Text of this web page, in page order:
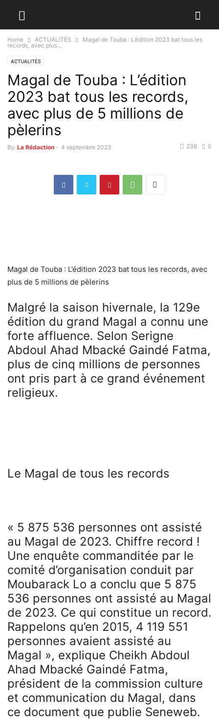
Home ACTUALITÉS
Magal de Touba : L’édition 2023 bat tous les
records, avec plus...
ACTUALITÉS
Magal de Touba : L’édition
2023 bat tous les records,
avec plus de 5 millions de
pèlerins
By La Rédaction - 4 septembre 2023 0
238
Magal de Touba : L’édition 2023 bat tous les records, avec
plus de 5 millions de pèlerins
Malgré la saison hivernale, la 129e
édition du grand Magal a connu une
forte affluence. Selon Serigne
Abdoul Ahad Mbacké Gaindé Fatma,
plus de cinq millions de personnes
ont pris part à ce grand événement
religieux.
Le Magal de tous les records
« 5 875 536 personnes ont assisté
au Magal de 2023. Chiffre record !
Une enquête commanditée par le
comité d’organisation conduit par
Moubarack Lo a conclu que 5 875
536 personnes ont assisté au Magal
de 2023. Ce qui constitue un record.
Rappelons qu’en 2015, 4 119 551
personnes avaient assisté au
Magal », explique Cheikh Abdoul
Ahad Mbacké Gaindé Fatma,
président de la commission culture
et communication du Magal, dans
ce document que publie Seneweb.